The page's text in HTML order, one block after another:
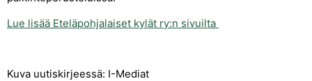
Lue lisää Eteläpohjalaiset kylät ry:n sivuilta
Kuva uutiskirjeessä: I-Mediat